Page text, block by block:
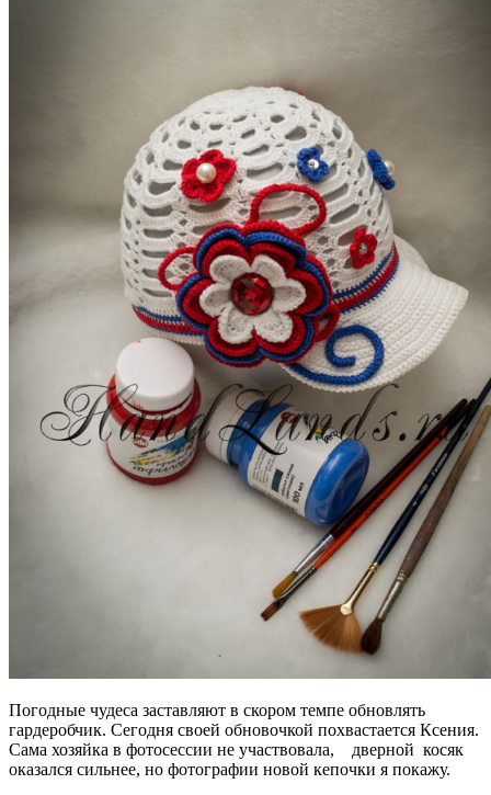
Погодные чудеса заставляют в скором темпе обновлять
гардеробчик. Сегодня своей обновочкой похвастается Ксения.
Сама хозяйка в фотосессии не участвовала, дверной косяк
оказался сильнее, но фотографии новой кепочки я покажу.